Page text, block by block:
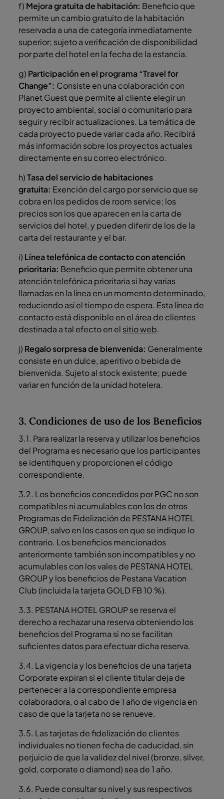
f) Mejora gratuita de habitación: Beneficio que
permite un cambio gratuito de la habitación
reservada a una de categoría inmediatamente
superior; sujeto a verificación de disponibilidad
por parte del hotel en la fecha de la estancia.
g) Participación en el programa “Travel for
Change”: Consiste en una colaboración con
Planet Guest que permite al cliente elegir un
proyecto ambiental, social o comunitario para
seguir y recibir actualizaciones. La temática de
cada proyecto puede variar cada año. Recibirá
más información sobre los proyectos actuales
directamente en su correo electrónico.
h)Tasa del servicio de habitaciones
gratuita: Exención del cargo por servicio que se
cobra en los pedidos de room service; los
precios son los que aparecen en la carta de
servicios del hotel, y pueden diferir de los de la
carta del restaurante y el bar.
i) Línea telefónica de contacto con atención
prioritaria: Beneficio que permite obtener una
atención telefónica prioritaria si hay varias
llamadas en la línea en un momento determinado,
reduciendo así el tiempo de espera. Esta línea de
contacto está disponible en el área de clientes
destinada a tal efecto en el sitio web.
j) Regalo sorpresa de bienvenida: Generalmente
consiste en un dulce, aperitivo o bebida de
bienvenida. Sujeto al stock existente; puede
variar en función de la unidad hotelera.
3. Condiciones de uso de los Beneficios
3.1. Para realizar la reserva y utilizar los beneficios
del Programa es necesario que los participantes
se identifiquen y proporcionen el código
correspondiente.
3.2. Los beneficios concedidos por PGC no son
compatibles ni acumulables con los de otros
Programas de Fidelización de PESTANA HOTEL
GROUP, salvo en los casos en que se indique lo
contrario. Los beneficios mencionados
anteriormente también son incompatibles y no
acumulables con los vales de PESTANA HOTEL
GROUP y los beneficios de Pestana Vacation
Club (incluida la tarjeta GOLD FB 10 %).
3.3. PESTANA HOTEL GROUP se reserva el
derecho a rechazar una reserva obteniendo los
beneficios del Programa si no se facilitan
suficientes datos para efectuar dicha reserva.
3.4. La vigencia y los beneficios de una tarjeta
Corporate expiran si el cliente titular deja de
pertenecer a la correspondiente empresa
colaboradora, o al cabo de 1 año de vigencia en
caso de que la tarjeta no se renueve.
3.5. Las tarjetas de fidelización de clientes
individuales no tienen fecha de caducidad, sin
perjuicio de que la validez del nivel (bronze, silver,
gold, corporate o diamond) sea de 1 año.
3.6. Puede consultar su nivel y sus respectivos